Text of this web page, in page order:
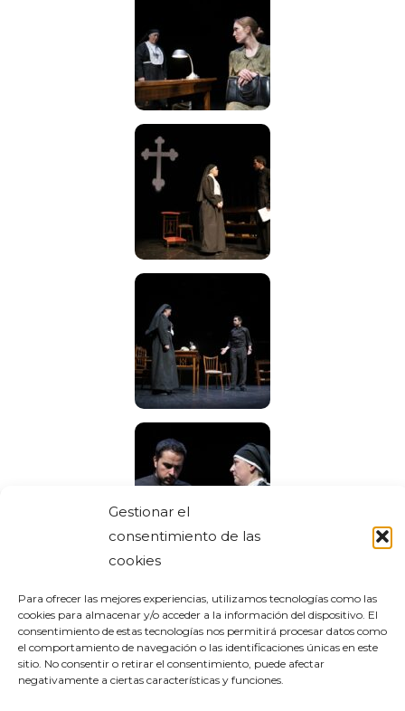
Gestionar el
consentimiento de las
cookies
Para ofrecer las mejores experiencias, utilizamos tecnologías como las
cookies para almacenar y/o acceder a la información del dispositivo. El
consentimiento de estas tecnologías nos permitirá procesar datos como
el comportamiento de navegación o las identificaciones únicas en este
sitio. No consentir o retirar el consentimiento, puede afectar
negativamente a ciertas características y funciones.